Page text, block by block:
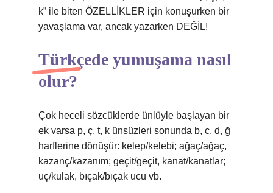
k” ile biten ÖZELLİKLER için konuşurken bir
yavaşlama var, ancak yazarken DEĞİL!
Türkçede yumuşama nasıl
olur?
Çok heceli sözcüklerde ünlüyle başlayan bir
ek varsa p, ç, t, k ünsüzleri sonunda b, c, d, ğ
harflerine dönüşür: kelep/kelebi; ağaç/ağaç,
kazanç/kazanım; geçit/geçit, kanat/kanatlar;
uç/kulak, bıçak/bıçak ucu vb.